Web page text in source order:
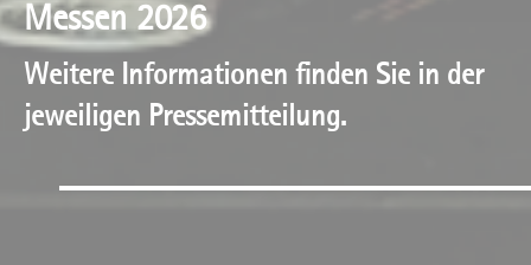
Messen 2026
Weitere Informationen finden Sie in der
jeweiligen Pressemitteilung.